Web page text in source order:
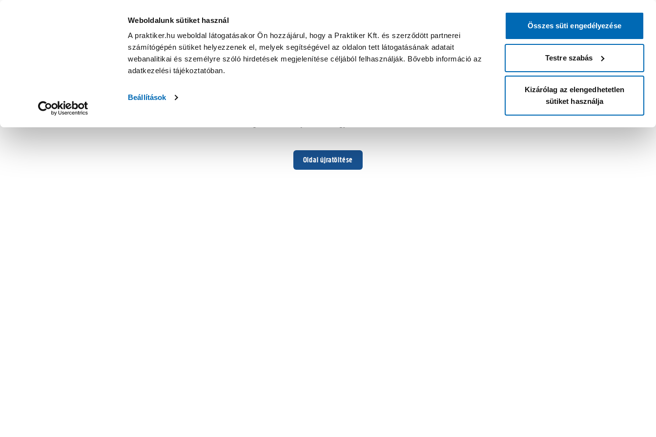
Weboldalunk sütiket használ
A praktiker.hu weboldal látogatásakor Ön hozzájárul, hogy a Praktiker Kft. és szerződött partnerei
számítógépén sütiket helyezzenek el, melyek segítségével az oldalon tett látogatásának adatait
webanalitikai és személyre szóló hirdetések megjelenítése céljából felhasználják. Bővebb információ az
adatkezelési tájékoztatóban.
Beállítások
Összes süti engedélyezése
Testre szabás
Kizárólag az elengedhetetlen
sütiket használja
Oldal újratöltése